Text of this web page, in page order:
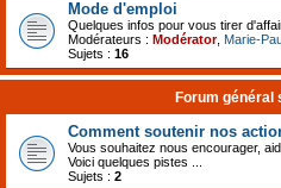
Mode d'emploi
Quelques infos pour vous tirer
Modérateurs : Modérator, Marie-
Sujets : 16
Forum général
Comment soutenir nos
Vous souhaitez nous encourager,
Voici quelques pistes ...
Sujets : 2